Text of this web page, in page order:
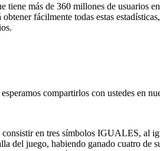
más de 360 millones de usuarios
fácilmente todas estas
compartirlos con ustedes en
consistir en tres símbolos IGUALES, al
del juego, habiendo ganado cuatro de